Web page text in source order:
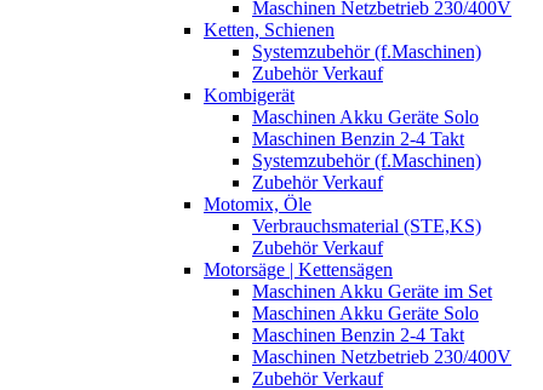
Maschinen Netzbetrieb 230/400V
Ketten, Schienen
Systemzubehör (f.Maschinen)
Zubehör Verkauf
Kombigerät
Maschinen Akku Geräte Solo
Maschinen Benzin 2-4 Takt
Systemzubehör (f.Maschinen)
Zubehör Verkauf
Motomix, Öle
Verbrauchsmaterial (STE,KS)
Zubehör Verkauf
Motorsäge | Kettensägen
Maschinen Akku Geräte im Set
Maschinen Akku Geräte Solo
Maschinen Benzin 2-4 Takt
Maschinen Netzbetrieb 230/400V
Zubehör Verkauf